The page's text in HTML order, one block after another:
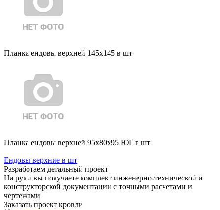
Планка ендовы верхней 145х145 в шт
Планка ендовы верхней 95х80х95 ЮГ в шт
Ендовы верхние в шт
Разработаем детальный проект
На руки вы получаете комплект инженерно-технической и
конструкторской документации с точными расчетами и
чертежами
Заказать проект кровли